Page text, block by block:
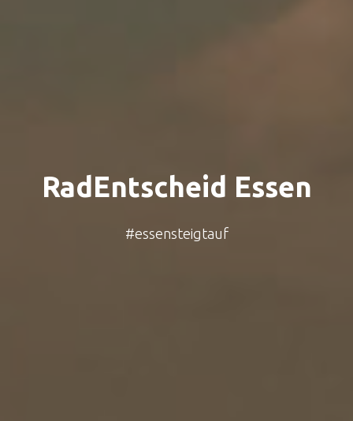
RadEntscheid Essen
#essensteigtauf